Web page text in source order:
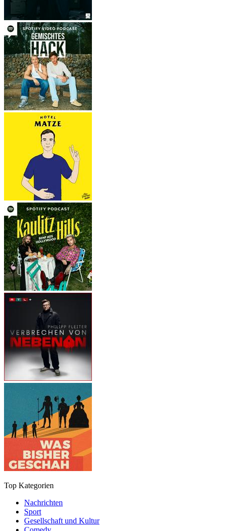
Top Kategorien
Nachrichten
Sport
Gesellschaft und Kultur